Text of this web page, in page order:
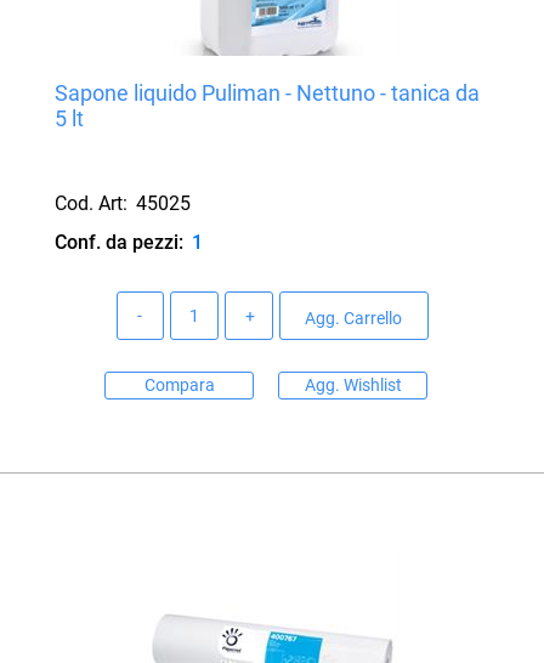
Sapone liquido Puliman - Nettuno - tanica da
5 lt
Cod. Art: 45025
Conf. da pezzi: 1
Agg. Carrello
Compara Agg. Wishlist